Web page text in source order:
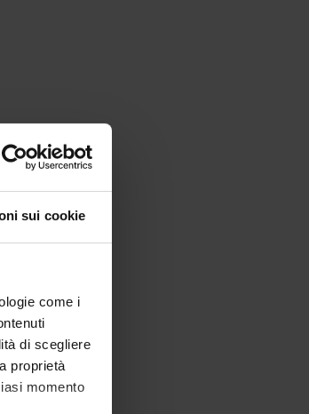
sui cookie
come i
di scegliere
proprietà
momento